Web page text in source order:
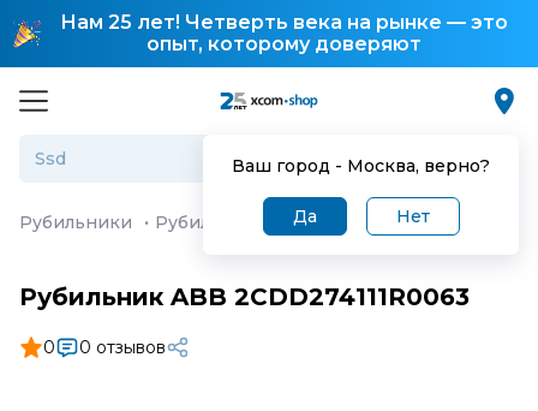
Нам 25 лет! Четверть века на рынке — это
опыт, которому доверяют
Ваш город - Москва, верно?
Да Нет
Рубильники · Рубильник ABB 2CDD274111R0063
Рубильник ABB 2CDD274111R0063
0 0 отзывов